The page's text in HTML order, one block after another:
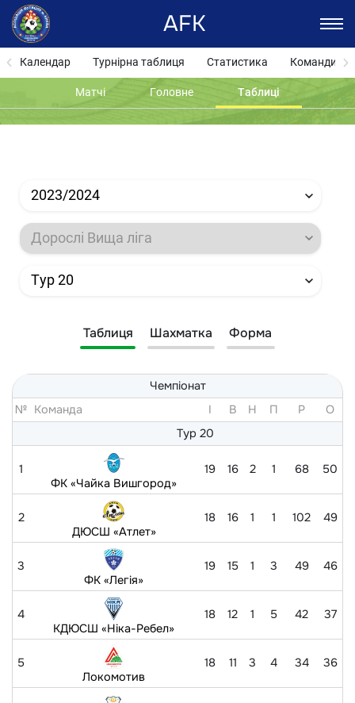
AFK
Календар Турнірна таблиця Статистика Команди
Матчі Головне Таблиці
2023/2024
Дорослі Вища ліга
Тур 20
Таблиця Шахматка Форма
Чемпіонат
№ Команда I В Н П Р
O
Тур 20
1
ФК «Чайка Вишгород»
19 16 2 1 68 50
2
ДЮСШ «Атлет»
18 16 1 1 102 49
3
ФК «Легія»
19 15 1 3 49 46
4
КДЮСШ «Ніка-Ребел»
18 12 1 5 42 37
5
Локомотив
18 11 3 4 34 36